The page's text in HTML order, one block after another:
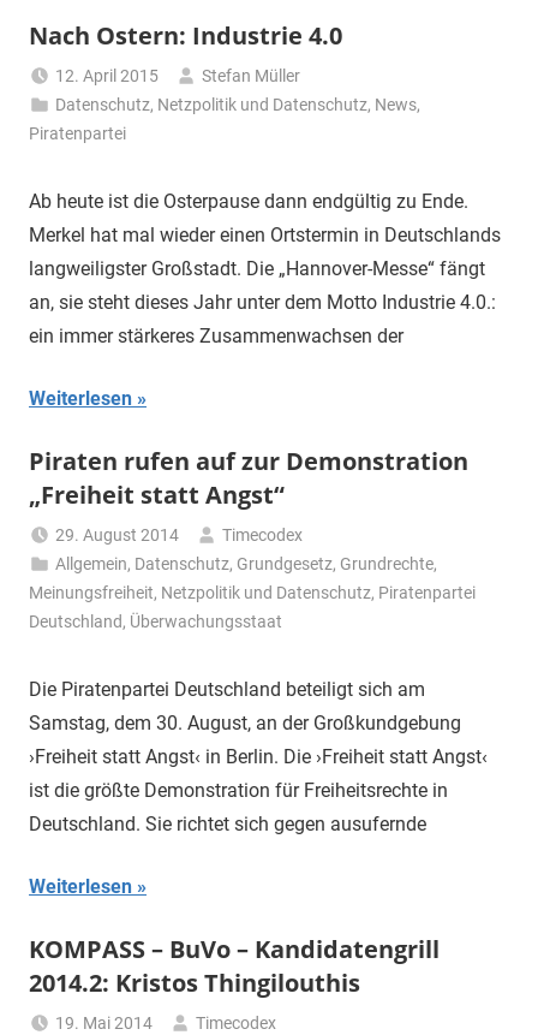
Nach Ostern: Industrie 4.0
12. April 2015
Stefan Müller
Datenschutz, Netzpolitik und Datenschutz, News,
Piratenpartei
Ab heute ist die Osterpause dann endgültig zu Ende.
Merkel hat mal wieder einen Ortstermin in Deutschlands
langweiligster Großstadt. Die „Hannover-Messe“ fängt
an, sie steht dieses Jahr unter dem Motto Industrie 4.0.:
ein immer stärkeres Zusammenwachsen der
Weiterlesen
Piraten rufen auf zur Demonstration
„Freiheit statt Angst“
29. August 2014
Timecodex
Allgemein, Datenschutz, Grundgesetz, Grundrechte,
Meinungsfreiheit, Netzpolitik und Datenschutz, Piratenpartei
Deutschland, Überwachungsstaat
Die Piratenpartei Deutschland beteiligt sich am
Samstag, dem 30. August, an der Großkundgebung
›Freiheit statt Angst‹ in Berlin. Die ›Freiheit statt Angst‹
ist die größte Demonstration für Freiheitsrechte in
Deutschland. Sie richtet sich gegen ausufernde
Weiterlesen
KOMPASS – BuVo – Kandidatengrill
2014.2: Kristos Thingilouthis
19. Mai 2014
Timecodex